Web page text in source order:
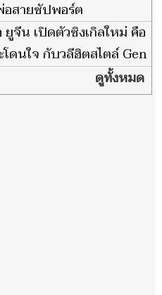
อสายซัปพอร์ต
ยูจีน เปิดตัวซิงเกิลใหม่ คือ
ดนใจ กับวลีฮิตสไตล์ Gen
ดูทั้งหมด